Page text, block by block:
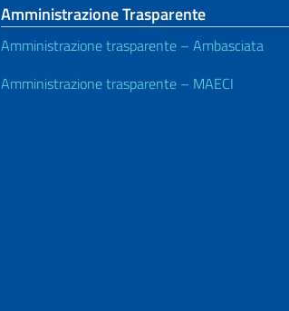
Amministrazione Trasparente
Amministrazione trasparente – Ambasciata
Amministrazione trasparente – MAECI